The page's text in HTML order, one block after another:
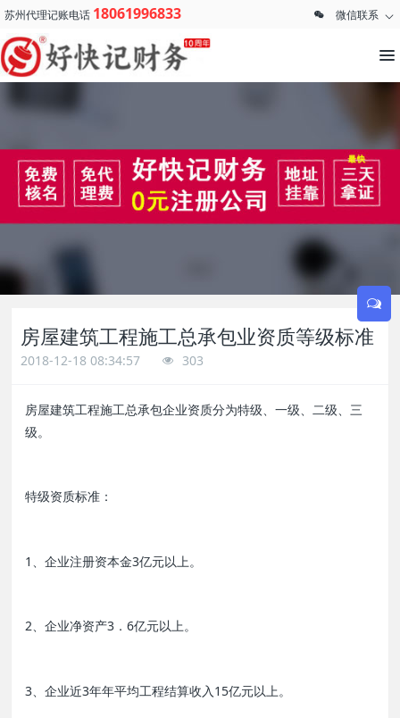
苏州代理记账电话 18061996833 微信联系
房屋建筑工程施工总承包业资质等级标准
2018-12-18 08:34:57 303
房屋建筑工程施工总承包企业资质分为特级、一级、二级、三
级。
特级资质标准：
1、企业注册资本金3亿元以上。
2、企业净资产3．6亿元以上。
3、企业近3年年平均工程结算收入15亿元以上。